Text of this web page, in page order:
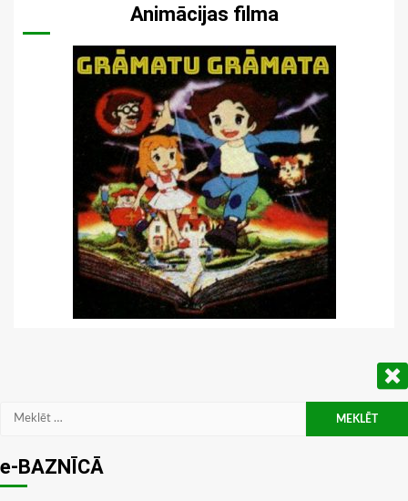
Animācijas filma
Meklēt:
e-BAZNĪCĀ